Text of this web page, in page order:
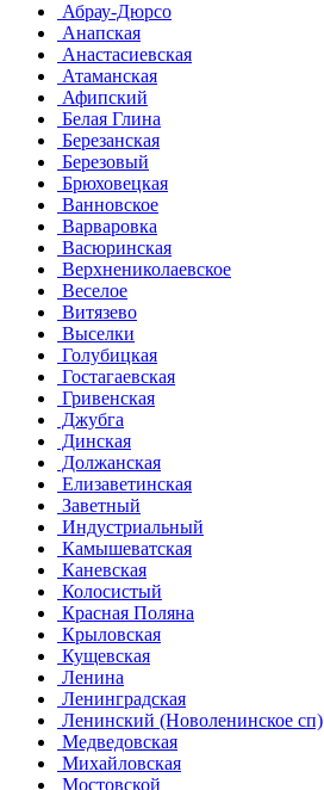
Абрау-Дюрсо
Анапская
Анастасиевская
Атаманская
Афипский
Белая Глина
Березанская
Березовый
Брюховецкая
Ванновское
Варваровка
Васюринская
Верхнениколаевское
Веселое
Витязево
Выселки
Голубицкая
Гостагаевская
Гривенская
Джубга
Динская
Должанская
Елизаветинская
Заветный
Индустриальный
Камышеватская
Каневская
Колосистый
Красная Поляна
Крыловская
Кущевская
Ленина
Ленинградская
Ленинский (Новоленинское сп)
Медведовская
Михайловская
Мостовской